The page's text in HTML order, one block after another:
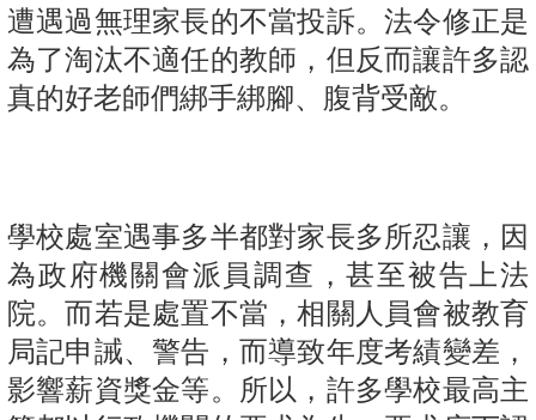
遭遇過無理家長的不當投訴。法令修正是
為了淘汰不適任的教師，但反而讓許多認
真的好老師們綁手綁腳、腹背受敵。
學校處室遇事多半都對家長多所忍讓，因
為政府機關會派員調查，甚至被告上法
院。而若是處置不當，相關人員會被教育
局記申誡、警告，而導致年度考績變差，
影響薪資獎金等。所以，許多學校最高主